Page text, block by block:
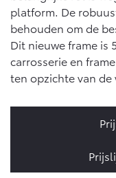
Vanaf € 37.500,-
Proace Max (excl.
OOK ALS BATTERIJ-
platform. De
behouden om de
Dit nieuwe frame is
carrosserie en
ten opzichte van de